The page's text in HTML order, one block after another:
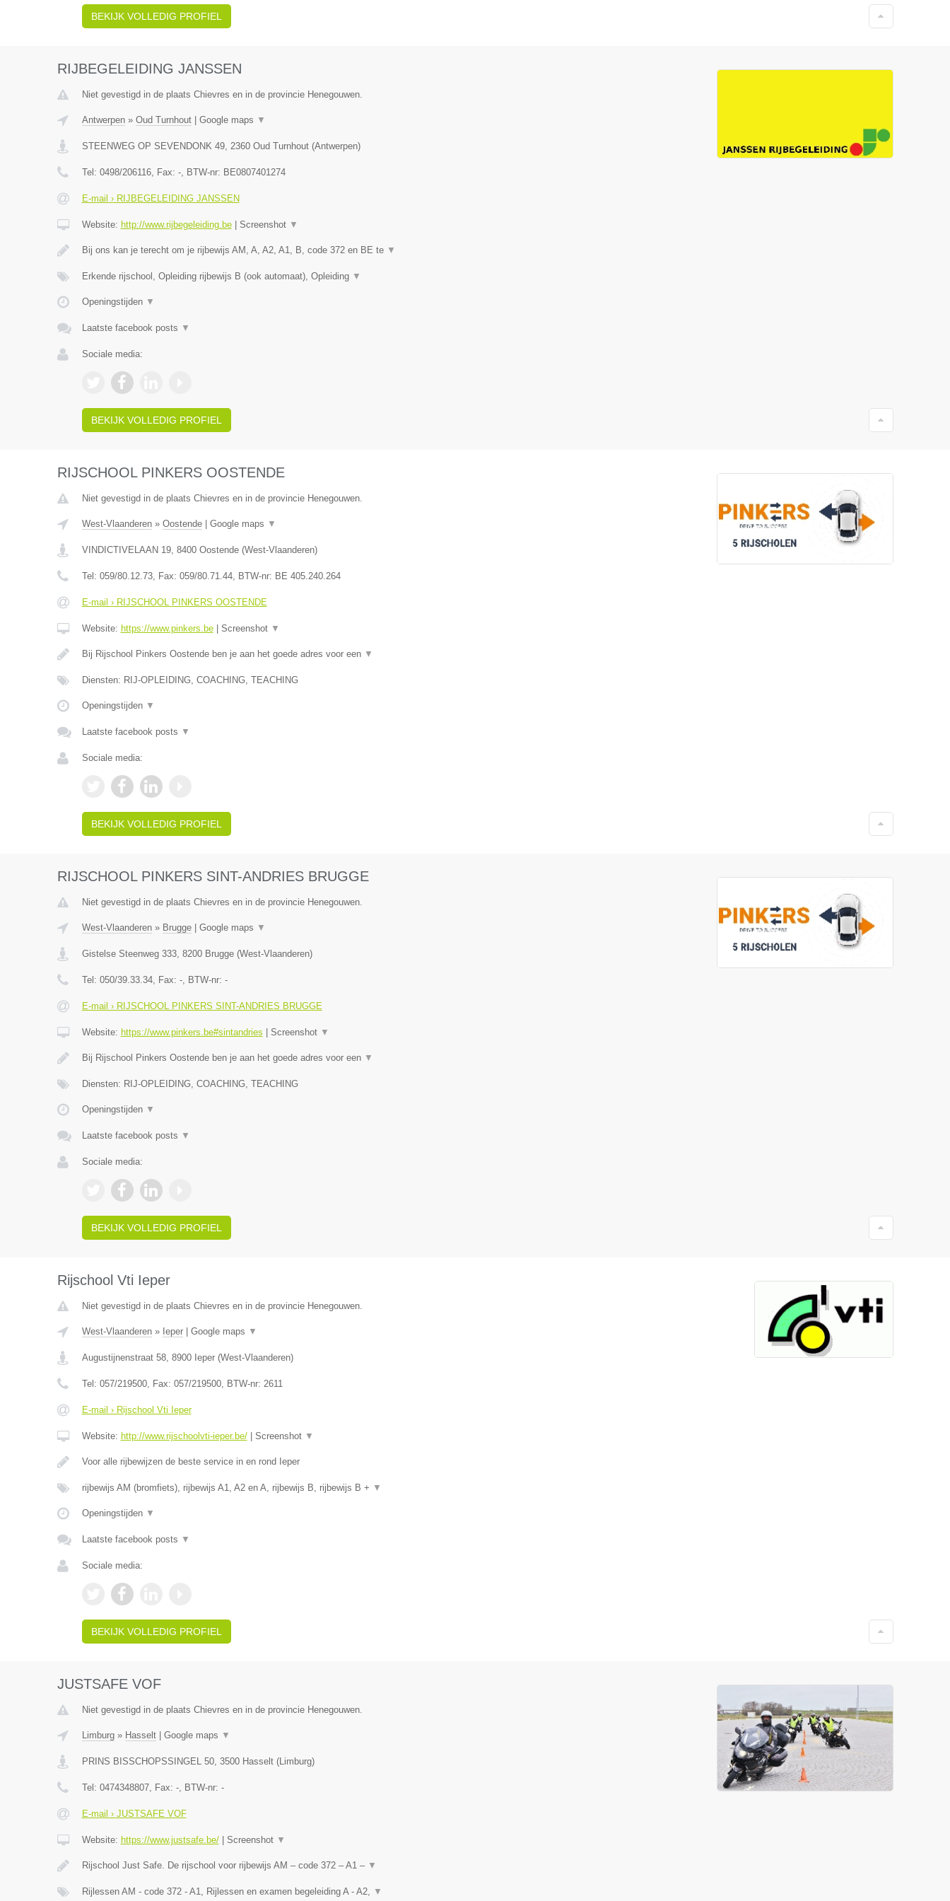
BEKIJK VOLLEDIG PROFIEL
RIJBEGELEIDING JANSSEN
Niet gevestigd in de plaats Chievres en in de provincie Henegouwen.
Antwerpen» Oud Turnhout| Google maps ▼
STEENWEG OP SEVENDONK 49, 2360 Oud Turnhout(Antwerpen)
Tel: 0498/206116, Fax: -, BTW-nr: BE0807401274
E-mail › RIJBEGELEIDING JANSSEN
Website: http://www.rijbegeleiding.be| Screenshot ▼
Bij ons kan je terecht om je rijbewijs AM, A, A2, A1, B, code 372 en BE te ▼
Erkende rijschool, Opleiding rijbewijs B (ook automaat), Opleiding ▼
Openingstijden ▼
Laatste facebook posts ▼
Sociale media:
BEKIJK VOLLEDIG PROFIEL
RIJSCHOOL PINKERS OOSTENDE
Niet gevestigd in de plaats Chievres en in de provincie Henegouwen.
West-Vlaanderen» Oostende| Google maps ▼
VINDICTIVELAAN 19, 8400 Oostende(West-Vlaanderen)
Tel: 059/80.12.73, Fax: 059/80.71.44, BTW-nr: BE 405.240.264
E-mail › RIJSCHOOL PINKERS OOSTENDE
Website: https://www.pinkers.be| Screenshot ▼
Bij Rijschool Pinkers Oostende ben je aan het goede adres voor een ▼
Diensten: RIJ-OPLEIDING, COACHING, TEACHING
Openingstijden ▼
Laatste facebook posts ▼
Sociale media:
BEKIJK VOLLEDIG PROFIEL
RIJSCHOOL PINKERS SINT-ANDRIES BRUGGE
Niet gevestigd in de plaats Chievres en in de provincie Henegouwen.
West-Vlaanderen» Brugge| Google maps ▼
Gistelse Steenweg 333, 8200 Brugge(West-Vlaanderen)
Tel: 050/39.33.34, Fax: -, BTW-nr: -
E-mail › RIJSCHOOL PINKERS SINT-ANDRIES BRUGGE
Website: https://www.pinkers.be#sintandries Screenshot ▼
Bij Rijschool Pinkers Oostende ben je aan het goede adres voor een ▼
Diensten: RIJ-OPLEIDING, COACHING, TEACHING
Openingstijden ▼
Laatste facebook posts ▼
Sociale media:
BEKIJK VOLLEDIG PROFIEL
Rijschool Vti Ieper
Niet gevestigd in de plaats Chievres en in de provincie Henegouwen.
West-Vlaanderen» Ieper| Google maps ▼
Augustijnenstraat 58, 8900 Ieper(West-Vlaanderen)
Tel: 057/219500, Fax: 057/219500, BTW-nr: 2611
E-mail › Rijschool Vti Ieper
Website: http://www.rijschoolvti-ieper.be/| Screenshot ▼
Voor alle rijbewijzen de beste service in en rond Ieper
rijbewijs AM (bromfiets), rijbewijs A1, A2 en A, rijbewijs B, rijbewijs B + ▼
Openingstijden ▼
Laatste facebook posts ▼
Sociale media:
BEKIJK VOLLEDIG PROFIEL
JUSTSAFE VOF
Niet gevestigd in de plaats Chievres en in de provincie Henegouwen.
Limburg» Hasselt| Google maps ▼
PRINS BISSCHOPSSINGEL 50, 3500 Hasselt(Limburg)
Tel: 0474348807, Fax: -, BTW-nr: -
E-mail › JUSTSAFE VOF
Website: https://www.justsafe.be/| Screenshot ▼
Rijschool Just Safe. De rijschool voor rijbewijs AM – code 372 – A1 – ▼
Rijlessen AM - code 372 - A1, Rijlessen en examen begeleiding A - A2, ▼